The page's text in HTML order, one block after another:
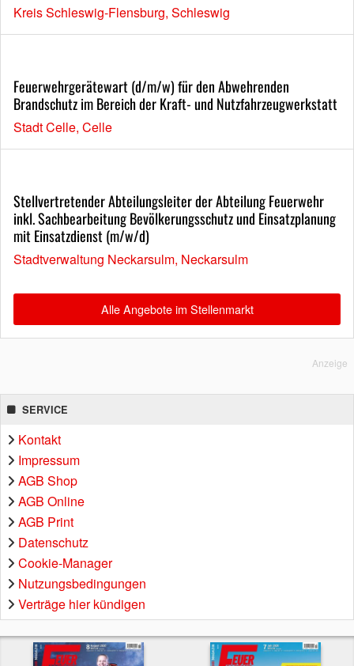
Kreis Schleswig-Flensburg, Schleswig
Feuerwehrgerätewart (d/m/w) für den Abwehrenden
Brandschutz im Bereich der Kraft- und Nutzfahrzeugwerkstatt
Stadt Celle, Celle
Stellvertretender Abteilungsleiter der Abteilung Feuerwehr
inkl. Sachbearbeitung Bevölkerungsschutz und Einsatzplanung
mit Einsatzdienst (m/w/d)
Stadtverwaltung Neckarsulm, Neckarsulm
Alle Angebote im Stellenmarkt
Anzeige
SERVICE
Kontakt
Impressum
AGB Shop
AGB Online
AGB Print
Datenschutz
Cookie-Manager
Nutzungsbedingungen
Verträge hier kündigen